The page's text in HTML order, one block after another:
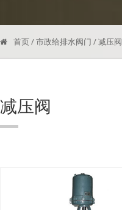
首页/市政给排水阀门 /减压阀
减压阀